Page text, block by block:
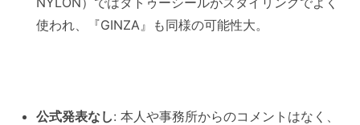
使われ、『GINZA』も同様の可能性大。
公式発表なし: 本人や事務所からのコメントはなく、